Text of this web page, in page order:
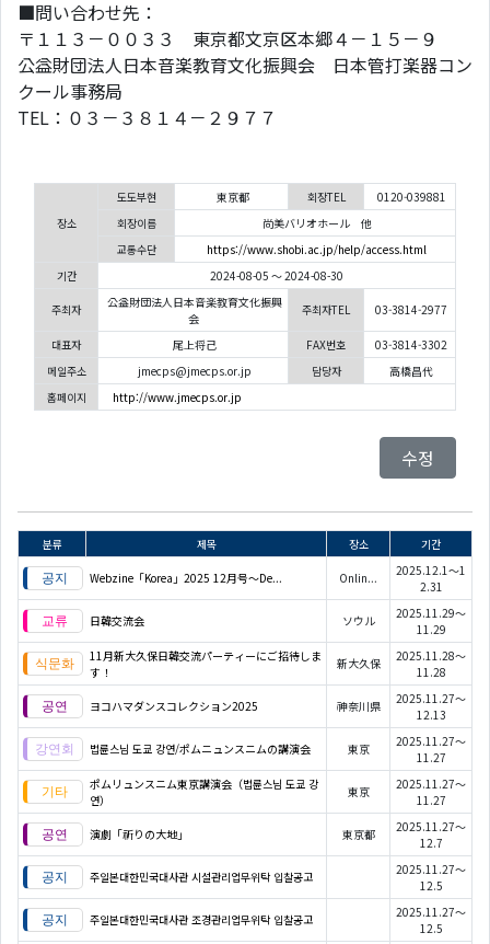
■問い合わせ先：
〒１１３－００３３ 東京都文京区本郷４－１５－９
公益財団法人日本音楽教育文化振興会 日本管打楽器コン
クール事務局
TEL：０３－３８１４－２９７７
장소
도도부현 東京都 회장TEL
0120-039881
회장이름
尚美バリオホール 他
교통수단
https://www.shobi.ac.jp/help/access.html
기간
2024-08-05 ～ 2024-08-30
주최자
公益財団法人日本音楽教育文化振興
会
주최자TEL 03-3814-2977
대표자 尾上将己 FAX번호
03-3814-3302
메일주소
jmecps@jmecps.or.jp 담당자
高橋昌代
홈페이지
http://www.jmecps.or.jp
수정
분류 제목 장소 기간
Webzine「Korea」2025 12月号～De... Onlin...
2025.12.1～1
2.31
日韓交流会 ソウル
2025.11.29～
11.29
11月新大久保日韓交流パーティーにご招待しま
す！
新大久保
2025.11.28～
11.28
ヨコハマダンスコレクション2025 神奈川県
2025.11.27～
12.13
법륜스님 도쿄 강연/ポムニュンスニムの講演会 東京
2025.11.27～
11.27
ポムリュンスニム東京講演会（법륜스님 도쿄 강
연）
東京
2025.11.27～
11.27
演劇「祈りの大地」 東京都
2025.11.27～
12.7
주일본대한민국대사관 시설관리업무위탁 입찰공고
2025.11.27～
12.5
주일본대한민국대사관 조경관리업무위탁 입찰공고
2025.11.27～
12.5